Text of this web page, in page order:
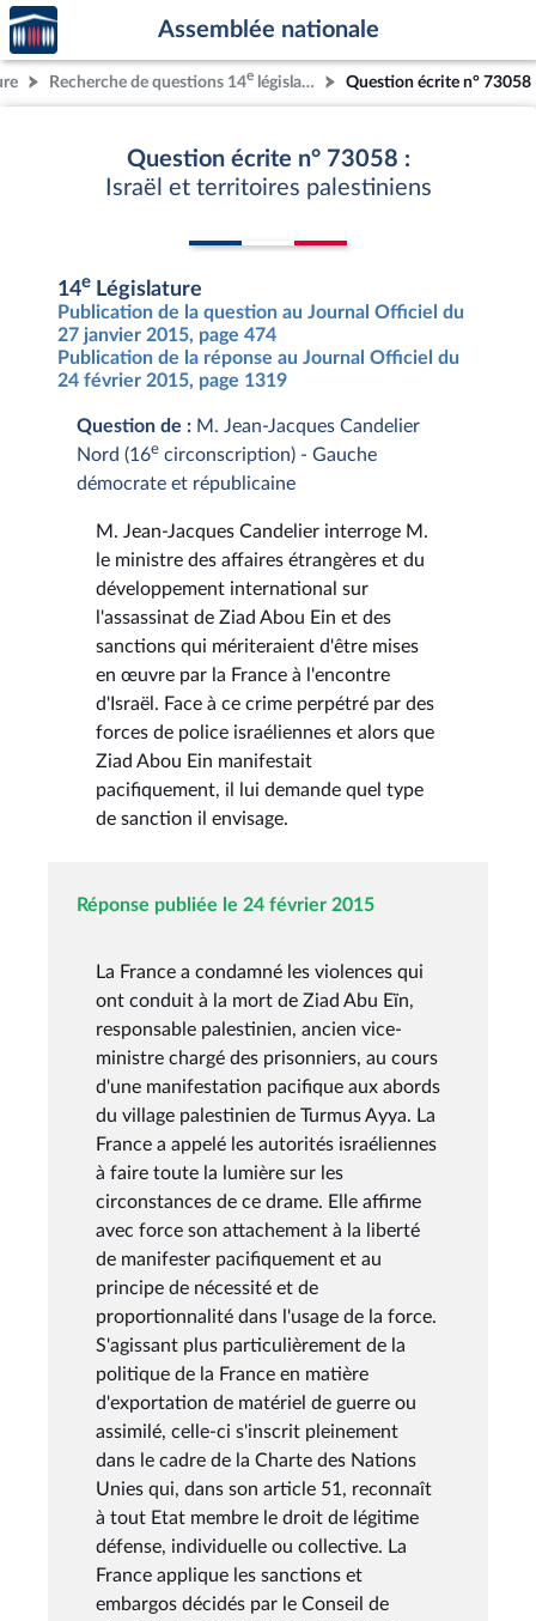
Aller au contenu
Aller en bas de la page
Accèder
à la
page
d'accueil
Assemblée nationale
Recherche de questions 14e législature Question écrite n° 73058
Question écrite n° 73058 :
Israël et territoires palestiniens
14e Législature
Publication de la question au Journal Officiel du
27 janvier 2015, page 474
Publication de la réponse au Journal Officiel du
24 février 2015, page 1319
Question de : M. Jean-Jacques Candelier
Nord (16e circonscription) - Gauche
démocrate et républicaine
M. Jean-Jacques Candelier interroge M.
le ministre des affaires étrangères et du
développement international sur
l'assassinat de Ziad Abou Ein et des
sanctions qui mériteraient d'être mises
en œuvre par la France à l'encontre
d'Israël. Face à ce crime perpétré par des
forces de police israéliennes et alors que
Ziad Abou Ein manifestait
pacifiquement, il lui demande quel type
de sanction il envisage.
Réponse publiée le 24 février 2015
La France a condamné les violences qui
ont conduit à la mort de Ziad Abu Eïn,
responsable palestinien, ancien vice-
ministre chargé des prisonniers, au cours
d'une manifestation pacifique aux abords
du village palestinien de Turmus Ayya. La
France a appelé les autorités israéliennes
à faire toute la lumière sur les
circonstances de ce drame. Elle affirme
avec force son attachement à la liberté
de manifester pacifiquement et au
principe de nécessité et de
proportionnalité dans l'usage de la force.
S'agissant plus particulièrement de la
politique de la France en matière
d'exportation de matériel de guerre ou
assimilé, celle-ci s'inscrit pleinement
dans le cadre de la Charte des Nations
Unies qui, dans son article 51, reconnaît
à tout Etat membre le droit de légitime
défense, individuelle ou collective. La
France applique les sanctions et
embargos décidés par le Conseil de